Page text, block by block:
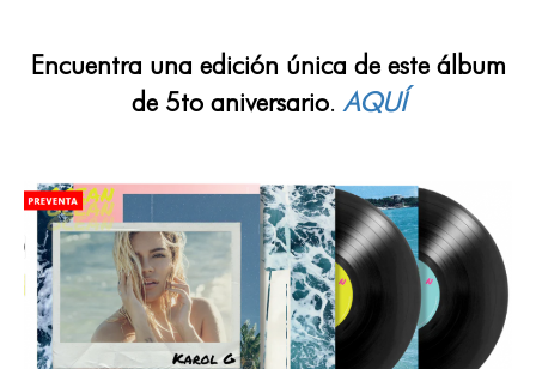
Encuentra una edición única de este álbum
de 5to aniversario.AQUÍ